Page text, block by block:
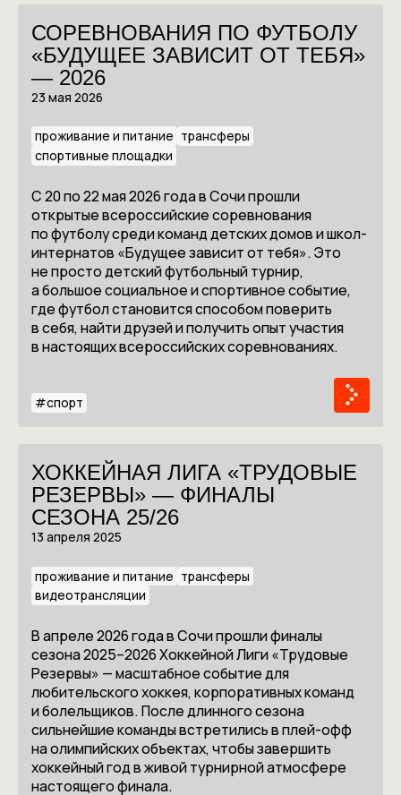
СОРЕВНОВАНИЯ ПО ФУТБОЛУ
«БУДУЩЕЕ ЗАВИСИТ ОТ ТЕБЯ»
— 2026
23 мая 2026
проживание и питание трансферы
спортивные площадки
С 20 по 22 мая 2026 года в Сочи прошли
открытые всероссийские соревнования
по футболу среди команд детских домов и школ-
интернатов «Будущее зависит от тебя». Это
не просто детский футбольный турнир,
а большое социальное и спортивное событие,
где футбол становится способом поверить
в себя, найти друзей и получить опыт участия
в настоящих всероссийских соревнованиях.
#спорт
ХОККЕЙНАЯ ЛИГА «ТРУДОВЫЕ
РЕЗЕРВЫ» — ФИНАЛЫ
СЕЗОНА 25/26
13 апреля 2025
проживание и питание трансферы
видеотрансляции
В апреле 2026 года в Сочи прошли финалы
сезона 2025–2026 Хоккейной Лиги «Трудовые
Резервы» — масштабное событие для
любительского хоккея, корпоративных команд
и болельщиков. После длинного сезона
сильнейшие команды встретились в плей-офф
на олимпийских объектах, чтобы завершить
хоккейный год в живой турнирной атмосфере
настоящего финала.